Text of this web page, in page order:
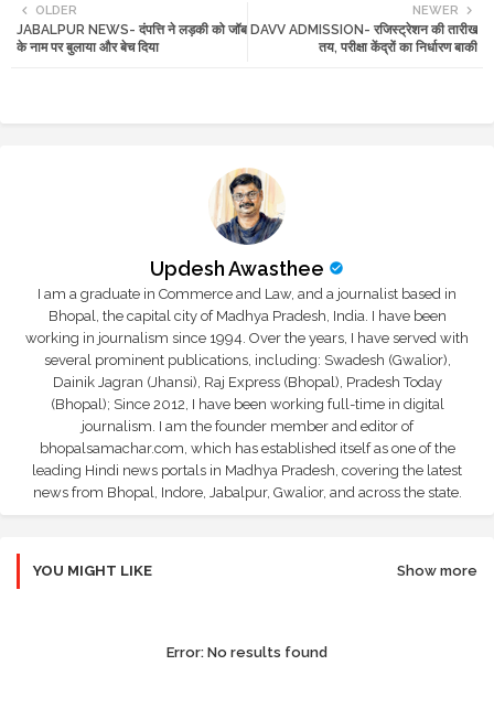
tte ats
NEWER
DAVV ADMISSION- रजिस्ट्रेशन की तारीख
तय, परीक्षा केंद्रों का निर्धारण बाकी
OLDER
JABALPUR NEWS- दंपत्ति ने लड़की को जॉब
के नाम पर बुलाया और बेच दिया
Updesh Awasthee
I am a graduate in Commerce and Law, and a journalist based in
Bhopal, the capital city of Madhya Pradesh, India. I have been
working in journalism since 1994. Over the years, I have served with
several prominent publications, including: Swadesh (Gwalior),
Dainik Jagran (Jhansi), Raj Express (Bhopal), Pradesh Today
(Bhopal); Since 2012, I have been working full-time in digital
journalism. I am the founder member and editor of
bhopalsamachar.com, which has established itself as one of the
leading Hindi news portals in Madhya Pradesh, covering the latest
news from Bhopal, Indore, Jabalpur, Gwalior, and across the state.
YOU MIGHT LIKE Show more
Error: No results found